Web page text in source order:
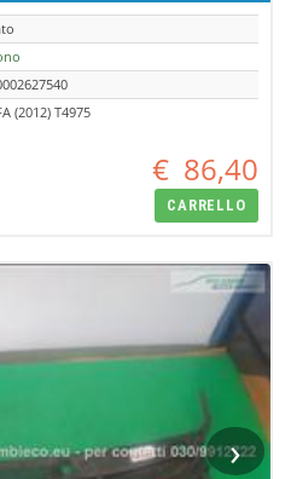
(2012) T4975
€ 86,40
CARRELLO
›